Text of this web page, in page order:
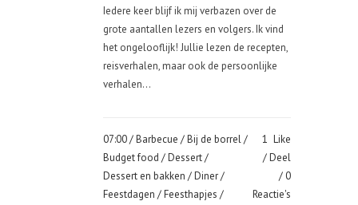
Iedere keer blijf ik mij verbazen over de
grote aantallen lezers en volgers. Ik vind
het ongelooflijk! Jullie lezen de recepten,
reisverhalen, maar ook de persoonlijke
verhalen...
07:00 /Barbecue /Bij de borrel/
Budget food /Dessert/
Dessert en bakken /Diner/
Feestdagen /Feesthapjes /
1 Like
Deel
0
Reactie's